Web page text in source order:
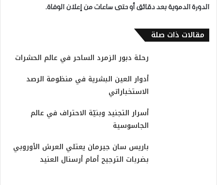
الدورة الدموية بعد دقائق أو حتى ساعات من إعلان الوفاة.
مقالات ذات صلة
رحلة دبور الزمرد الساحر في عالم الحشرات
​أدوار العين البشرية في منظومة الرصد
الاستخباراتي
​أسرار التجنيد وبنيّة الاحتراف في عالم
الجاسوسية
باريس سان جيرمان يعتلي العرش الأوروبي
بضربات الترجيح أمام أرسنال العنيد